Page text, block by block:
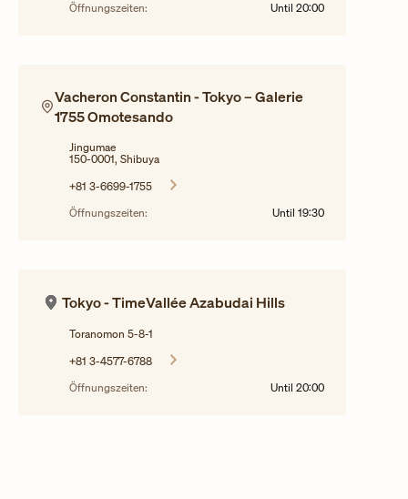
Öffnungszeiten:
Until 20:00
Vacheron Constantin - Tokyo – Galerie
1755 Omotesando
Jingumae
150-0001, Shibuya
+81 3-6699-1755
Öffnungszeiten:
Until 19:30
Tokyo - TimeVallée Azabudai Hills
Toranomon 5-8-1
+81 3-4577-6788
Öffnungszeiten:
Until 20:00